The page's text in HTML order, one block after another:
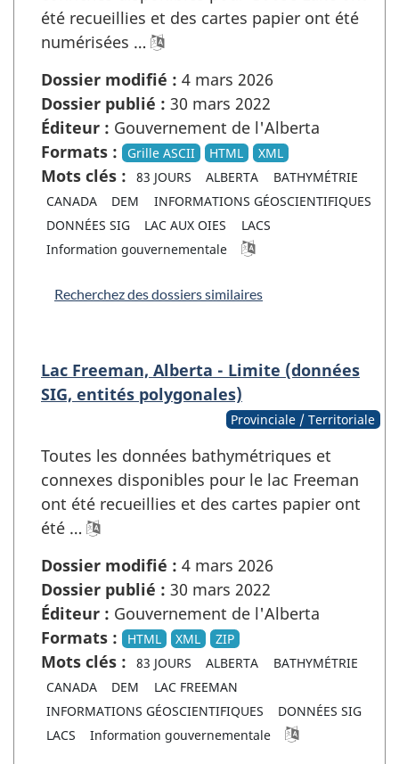
été recueillies et des cartes papier ont été
numérisées …
Dossier modifié : 4 mars 2026
Dossier publié : 30 mars 2022
Éditeur : Gouvernement de l'Alberta
Formats :
Grille ASCII HTML XML
Mots clés : 83 JOURS ALBERTA
BATHYMÉTRIE
CANADA
DEM
INFORMATIONS GÉOSCIENTIFIQUES
DONNÉES SIG
LAC AUX OIES
LACS
Information gouvernementale
Recherchez des dossiers similaires
Lac Freeman, Alberta - Limite (données
SIG, entités polygonales)
Provinciale / Territoriale
Toutes les données bathymétriques et
connexes disponibles pour le lac Freeman
ont été recueillies et des cartes papier ont
été …
Dossier modifié : 4 mars 2026
Dossier publié : 30 mars 2022
Éditeur : Gouvernement de l'Alberta
Formats :
HTML XML ZIP
Mots clés : 83 JOURS ALBERTA
BATHYMÉTRIE
CANADA
DEM
LAC FREEMAN
INFORMATIONS GÉOSCIENTIFIQUES
DONNÉES SIG
LACS
Information gouvernementale